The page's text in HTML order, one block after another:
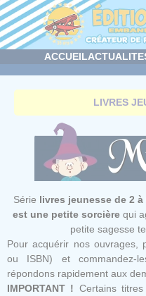
ACCUEIL
LIVRES
Série livres jeunesse de 2 à
est une petite sorcière qui
petite sagesse
Pour acquérir nos ouvrages,
ou ISBN) et commandez-
répondons rapidement aux
IMPORTANT ! Certains
Panneau de gestion des cookies